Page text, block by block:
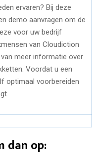
ervaren? Bij deze
demo aanvragen om de
voor uw bedrijf
van Cloudiction
meer informatie over
Voordat u een
optimaal voorbereiden
dan op: